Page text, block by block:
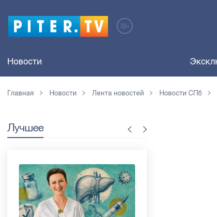
Новости
Главная Новости Лента новостей Новости СПб
Лучшее